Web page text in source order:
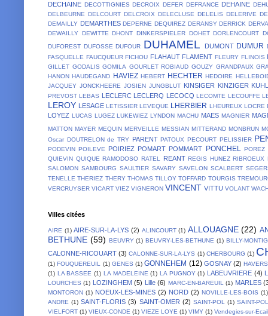
DECHAINE DECOTTIGNIES DECROIX DEFER DEFRANCE DEHAINE
DELBEURNE DELCOURT DELCROIX DELECLUSE DELELIS DELERIVE
DEMAILLY DEMARTHES DEPERNE DEQUIREZ DERANSY DERRICK
DEWAILLY DEWITTE DHONT DINKERSPIELER DOHET DORLENCOURT
DUFOREST DUFOSSE DUFOUR DUHAMEL DUMONT DUMUR
FASQUELLE FAUCQUEUR FICHOU FLAHAUT FLAMENT FLEURY FLINOIS
GILLET GODALIS GOMILA GOURLET ROBIAUD GOUZY GRANDPAUX
HANON HAUDEGAND HAVIEZ HEBERT HECHTER HEDOIRE
JACQUEY JONCKHEERE JOSIEN JUNGBLUT KINSIGER KINZIGER
PREVOST LEBAS LECLERC LECLERQ LECOCQ LECOMTE LECOUFFE
LEROY LESAGE LETISSIER LEVEQUE LHERBIER LHEUREUX LOCRE
LOYEZ LUCAS LUGEZ LUKEWIEZ LYNDON MACHU MAES MAGNIER
MATTON MAYER MEQUIN MERVEILLE MESSIAN MITTERAND MONBRUN
Oscar DOUTRELON de TRY
PARENT PATOUX PECOURT PELISSIER
PODEVIN POILEVE POIRIEZ POMART POMMART PONCHEL POREZ
QUIEVIN QUIQUE RAMODOSO RATEL REANT REGIS HUNEZ RIBROEUX
SALOMON SAMBOURG SAULTIER SAVARY SAVELON SCALBERT
TENELLE THERIEZ THERY THOMAS TILLOY TOFFARD TOURGIS
VERCRUYSER VICART VIEZ VIGNERON VINCENT VITTU VOLANT
Villes citées
AIRE (1) AIRE-SUR-LA-LYS (2) ALINCOURT (1) ALLOUAGNE (22)
BETHUNE (59) BEUVRY (1) BEUVRY-LES-BETHUNE (1) BILLY-
CALONNE-RICOUART (3) CALONNE-SUR-LA-LYS (1) CHERBOURG (1)
(1) FOUQUEREUIL (1) GENES (1) GONNEHEM (12) GOSNAY (2)
(1) LA BASSEE (1) LA MADELEINE (1) LA PUGNOY (1) LABEUVRIERE (4)
LOURCHES (1) LOZINGHEM (5) Lille (6) MARC-EN-BAREUIL (1) MARLES
MONTORON (1) NOEUX-LES-MINES (2) NORD (2) NOVILLE-LES-BOIS (1)
ANDRE (1) SAINT-FLORIS (3) SAINT-OMER (2) SAINT-POL (1) SAINT-
VIELFORT (1) VIEUX-CONDE (1) VIEZE LOYE (1) VIMY (1) Vendegies-sur-